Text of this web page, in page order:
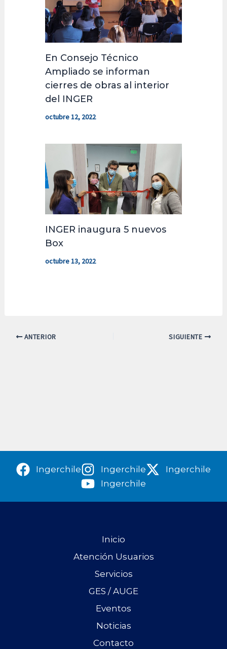
En Consejo Técnico
Ampliado se informan
cierres de obras al interior
del INGER
octubre 12, 2022
INGER inaugura 5 nuevos
Box
octubre 13, 2022
ANTERIOR SIGUIENTE
Ingerchile Ingerchile
Ingerchile
Ingerchile
Inicio
Atención Usuarios
Servicios
GES / AUGE
Eventos
Noticias
Contacto